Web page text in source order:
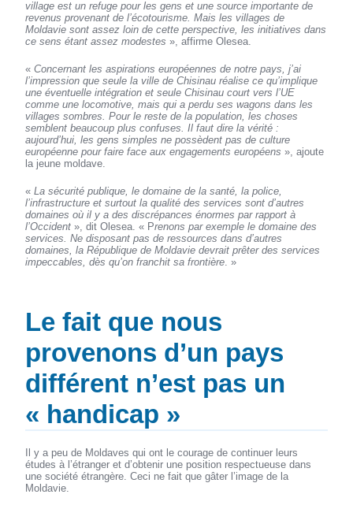
village est un refuge pour les gens et une source importante de
revenus provenant de l’écotourisme. Mais les villages de
Moldavie sont assez loin de cette perspective, les initiatives dans
ce sens étant assez modestes », affirme Olesea.
«Concernant les aspirations européennes de notre pays, j’ai
l’impression que seule la ville de Chisinau réalise ce qu’implique
une éventuelle intégration et seule Chisinau court vers l’UE
comme une locomotive, mais qui a perdu ses wagons dans les
villages sombres. Pour le reste de la population, les choses
semblent beaucoup plus confuses. Il faut dire la vérité :
aujourd’hui, les gens simples ne possèdent pas de culture
européenne pour faire face aux engagements européens », ajoute
la jeune moldave.
«La sécurité publique, le domaine de la santé, la police,
l’infrastructure et surtout la qualité des services sont d’autres
domaines où il y a des discrépances énormes par rapport à
l’Occident », dit Olesea. « Prenons par exemple le domaine des
services. Ne disposant pas de ressources dans d’autres
domaines, la République de Moldavie devrait prêter des services
impeccables, dès qu’on franchit sa frontière. »
Le fait que nous
provenons d’un pays
différent n’est pas un
« handicap »
Il y a peu de Moldaves qui ont le courage de continuer leurs
études à l’étranger et d’obtenir une position respectueuse dans
une société étrangère. Ceci ne fait que gâter l’image de la
Moldavie.